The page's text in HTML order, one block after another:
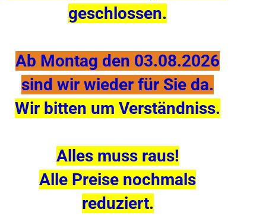
geschlossen.
Ab Montag den 03.08.2026
sind wir wieder für Sie da.
Wir bitten um Verständniss.
Alles muss raus!
Alle Preise nochmals
reduziert.